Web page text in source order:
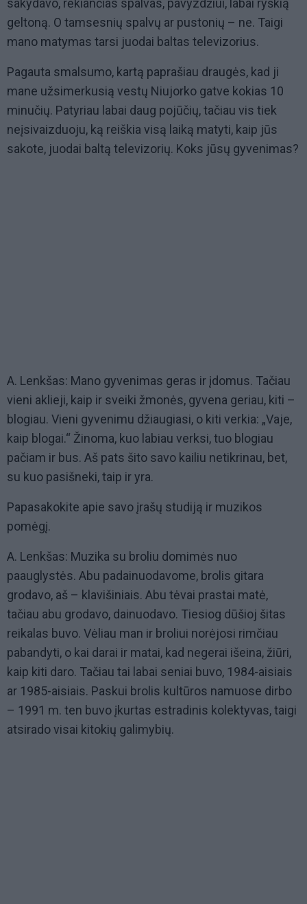
sakydavo, rėkiančias spalvas, pavyzdžiui, labai ryškią
geltoną. O tamsesnių spalvų ar pustonių – ne. Taigi
mano matymas tarsi juodai baltas televizorius.
Pagauta smalsumo, kartą paprašiau draugės, kad ji
mane užsimerkusią vestų Niujorko gatve kokias 10
minučių. Patyriau labai daug pojūčių, tačiau vis tiek
neįsivaizduoju, ką reiškia visą laiką matyti, kaip jūs
sakote, juodai baltą televizorių. Koks jūsų gyvenimas?
A. Lenkšas: Mano gyvenimas geras ir įdomus. Tačiau
vieni aklieji, kaip ir sveiki žmonės, gyvena geriau, kiti –
blogiau. Vieni gyvenimu džiaugiasi, o kiti verkia: „Vaje,
kaip blogai.“ Žinoma, kuo labiau verksi, tuo blogiau
pačiam ir bus. Aš pats šito savo kailiu netikrinau, bet,
su kuo pasišneki, taip ir yra.
Papasakokite apie savo įrašų studiją ir muzikos
pomėgį.
A. Lenkšas: Muzika su broliu domimės nuo
paauglystės. Abu padainuodavome, brolis gitara
grodavo, aš – klavišiniais. Abu tėvai prastai matė,
tačiau abu grodavo, dainuodavo. Tiesiog dūšioj šitas
reikalas buvo. Vėliau man ir broliui norėjosi rimčiau
pabandyti, o kai darai ir matai, kad negerai išeina, žiūri,
kaip kiti daro. Tačiau tai labai seniai buvo, 1984-aisiais
ar 1985-aisiais. Paskui brolis kultūros namuose dirbo
– 1991 m. ten buvo įkurtas estradinis kolektyvas, taigi
atsirado visai kitokių galimybių.